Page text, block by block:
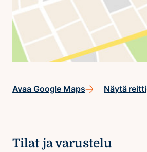
Avaa Google Maps Näytä reitti
Tilat ja varustelu